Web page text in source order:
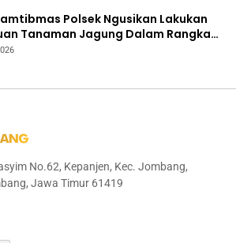
Polsek Ngusikan Lakukan
Tanaman Jagung Dalam Rangka
Ketahanan Pangan
No.62, Kepanjen, Kec. Jombang,
Jawa Timur 61419